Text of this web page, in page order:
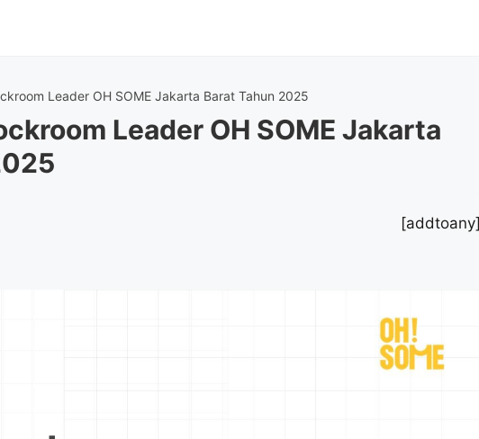
Leader OH SOME Jakarta Barat Tahun 2025
Leader OH SOME Jakarta
[addtoany]